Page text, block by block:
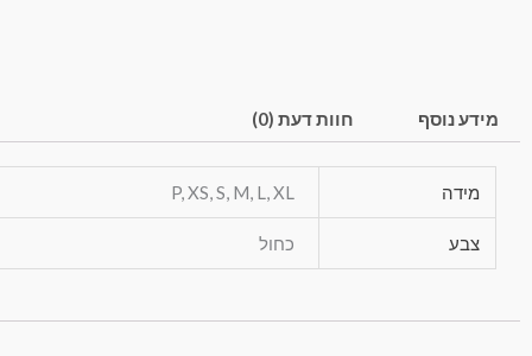
מידע נוסף חוות דעת (0)
מידה P, XS, S, M, L, XL
צבע כחול